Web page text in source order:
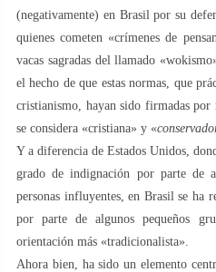
(negativamente) en Brasil por su
quienes cometen «crímenes de
vacas sagradas del llamado
el hecho de que estas normas, que
cristianismo, hayan sido firmadas por
se considera «cristiana» y «
Y a diferencia de Estados Unidos,
grado de indignación por parte de
personas influyentes, en Brasil se ha
por parte de algunos pequeños
orientación más «tradicionalista».
Ahora bien, ha sido un elemento